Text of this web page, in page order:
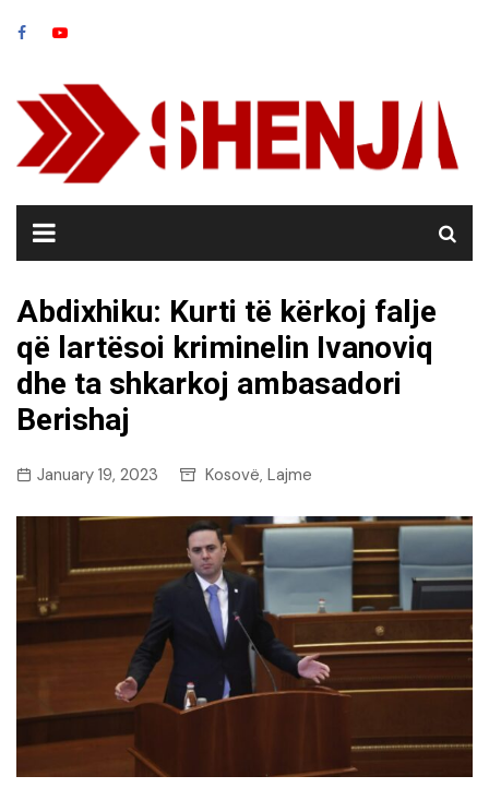
Abdixhiku: Kurti të kërkoj falje
që lartësoi kriminelin Ivanoviq
dhe ta shkarkoj ambasadori
Berishaj
January 19, 2023 Kosovë, Lajme